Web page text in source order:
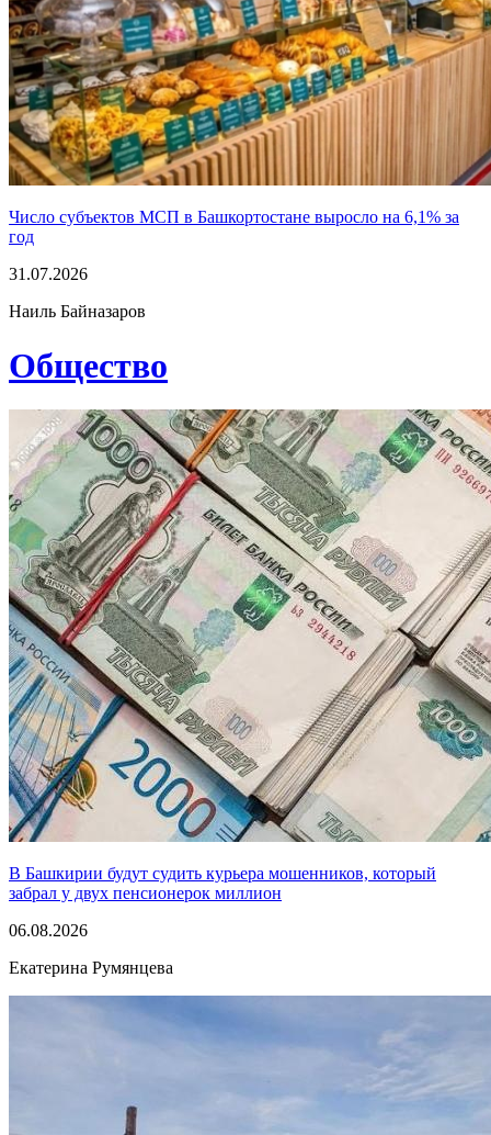
Число субъектов МСП в Башкортостане выросло на 6,1% за
год
31.07.2026
Наиль Байназаров
Общество
В Башкирии будут судить курьера мошенников, который
забрал у двух пенсионерок миллион
06.08.2026
Екатерина Румянцева